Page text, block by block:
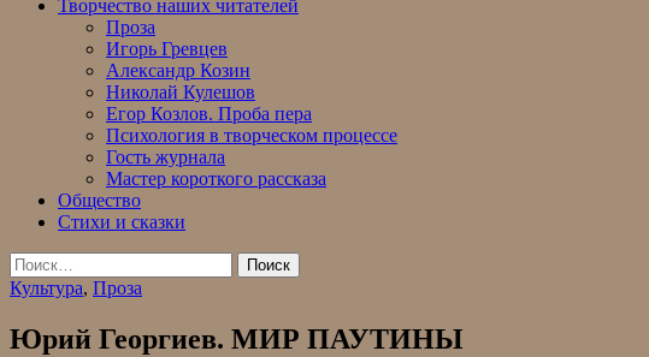
Творчество наших читателей
Проза
Игорь Гревцев
Александр Козин
Николай Кулешов
Егор Козлов. Проба пера
Психология в творческом процессе
Гость журнала
Мастер короткого рассказа
Общество
Стихи и сказки
Найти:
Культура, Проза
Юрий Георгиев. МИР ПАУТИНЫ